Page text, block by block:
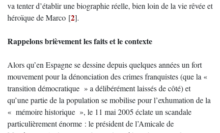
va tenter d’établir une biographie réelle, bien loin de la vie rêvée et
héroïque de Marco [2].
Rappelons brièvement les faits et le contexte
Alors qu’en Espagne se dessine depuis quelques années un fort
mouvement pour la dénonciation des crimes franquistes (que la «
transition démocratique » a délibérément laissés de côté) et
qu’une partie de la population se mobilise pour l’exhumation de la
« mémoire historique », le 11 mai 2005 éclate un scandale
particulièrement énorme : le président de l’Amicale de